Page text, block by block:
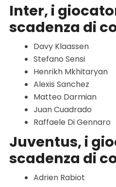
Inter, i
scadenza di
Davy Klaassen
Stefano Sensi
Henrikh Mkhitaryan
Alexis Sanchez
Matteo Darmian
Juan Cuadrado
Raffaele Di Gennaro
Juventus, i
scadenza di
Adrien Rabiot